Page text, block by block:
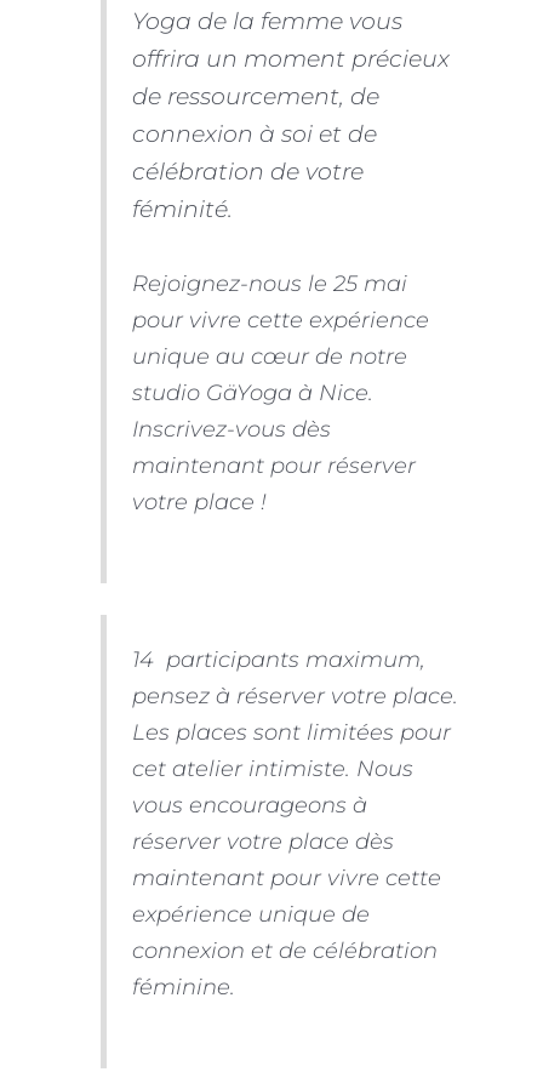
Yoga de la femme vous
offrira un moment précieux
de ressourcement, de
connexion à soi et de
célébration de votre
féminité.
Rejoignez-nous le 25 mai
pour vivre cette expérience
unique au cœur de notre
studio GäYoga à Nice.
Inscrivez-vous dès
maintenant pour réserver
votre place !
14 participants maximum,
pensez à réserver votre place.
Les places sont limitées pour
cet atelier intimiste. Nous
vous encourageons à
réserver votre place dès
maintenant pour vivre cette
expérience unique de
connexion et de célébration
féminine.